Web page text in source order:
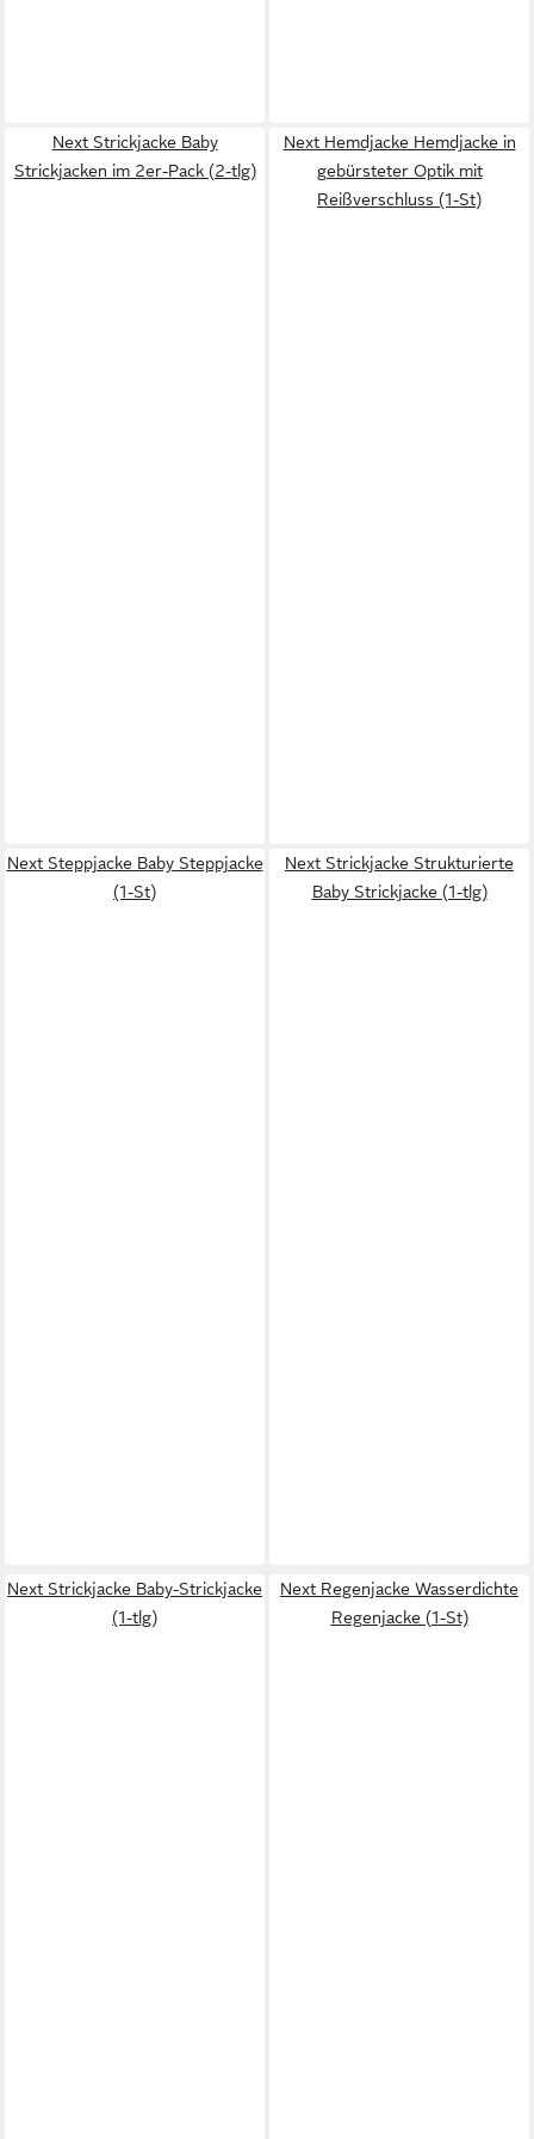
Next Strickjacke Baby
Strickjacken im 2er-Pack (2-tlg)
Next Hemdjacke Hemdjacke in
gebürsteter Optik mit
Reißverschluss (1-St)
Next Steppjacke Baby Steppjacke
(1-St)
Next Strickjacke Strukturierte
Baby Strickjacke (1-tlg)
Next Strickjacke Baby-Strickjacke
(1-tlg)
Next Regenjacke Wasserdichte
Regenjacke (1-St)